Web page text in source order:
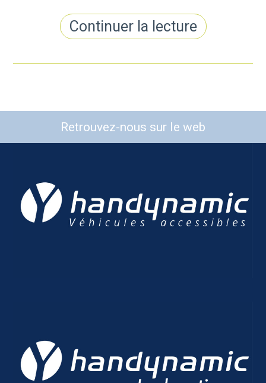
Continuer la lecture
Retrouvez-nous sur le web